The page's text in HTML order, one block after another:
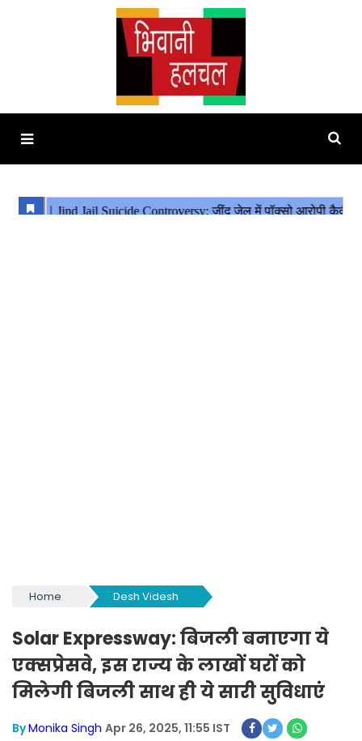
Home Desh Videsh
Solar Expressway: बिजली बनाएगा ये
एक्सप्रेसवे, इस राज्य के लाखों घरों को
मिलेगी बिजली साथ ही ये सारी सुविधाएं
ByMonika Singh Apr 26, 2025, 11:55 IST